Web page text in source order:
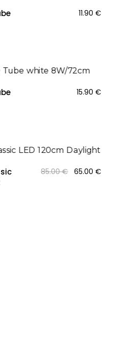
11.90 €
15.90 €
85.00€ Original
65.00 €